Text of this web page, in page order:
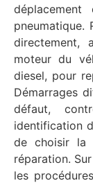
pneumatique.
directement,
moteur du
diesel, pour
Démarrages
défaut,
identification
de choisir la
réparation.
les